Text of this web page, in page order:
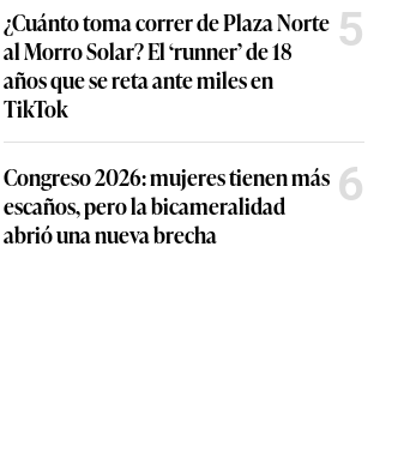
¿Cuánto toma correr de Plaza Norte
al Morro Solar? El ‘runner’ de 18
años que se reta ante miles en
TikTok
5
Congreso 2026: mujeres tienen más
escaños, pero la bicameralidad
abrió una nueva brecha
6